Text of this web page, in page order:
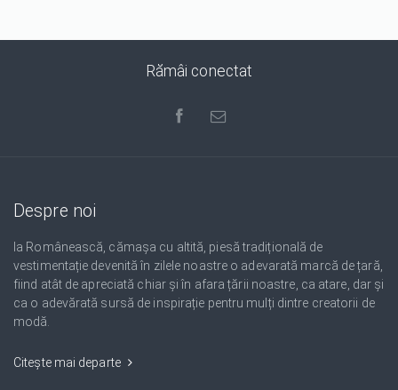
Rămâi conectat
Despre noi
Ia Românească, cămașa cu altită, piesă tradițională de
vestimentație devenită în zilele noastre o adevarată marcă de țară,
fiind atât de apreciată chiar și în afara țării noastre, ca atare, dar și
ca o adevărată sursă de inspirație pentru mulți dintre creatorii de
modă.
Citește mai departe